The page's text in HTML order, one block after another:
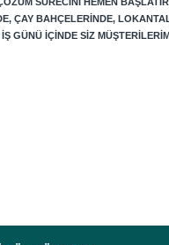
ÇAY BAHÇELERINDE,
GÜNÜ IÇINDE SIZ